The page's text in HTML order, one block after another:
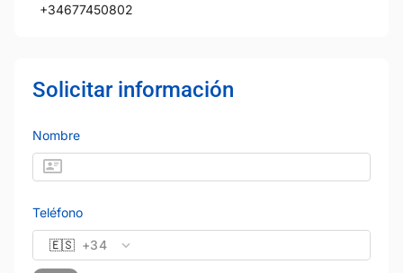
+34677450802
Solicitar información
Nombre
Teléfono
🇪🇸 +34